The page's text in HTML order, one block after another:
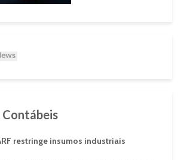
restringe insumos industriais